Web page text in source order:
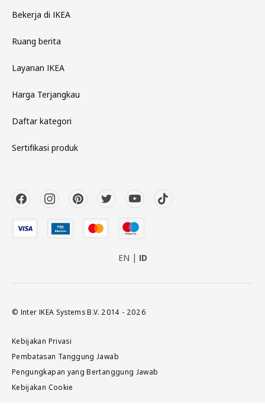
Bekerja di IKEA
Ruang berita
Layanan IKEA
Harga Terjangkau
Daftar kategori
Sertifikasi produk
EN ID
© Inter IKEA Systems B.V. 2014 - 2026
Kebijakan Privasi
Pembatasan Tanggung Jawab
Pengungkapan yang Bertanggung Jawab
Kebijakan Cookie